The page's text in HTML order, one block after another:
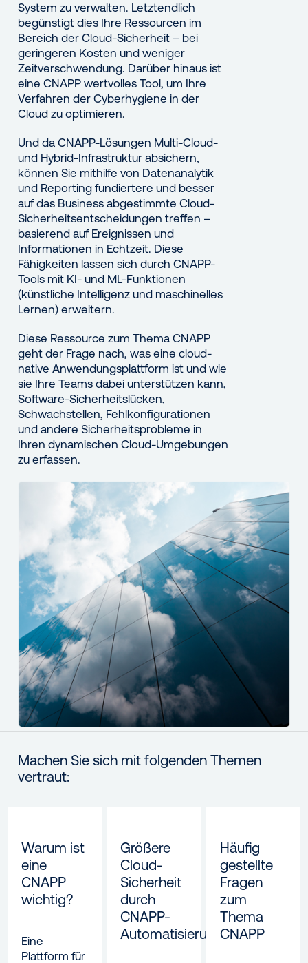
System zu verwalten. Letztendlich
begünstigt dies Ihre Ressourcen im
Bereich der Cloud-Sicherheit – bei
geringeren Kosten und weniger
Zeitverschwendung. Darüber hinaus ist
eine CNAPP wertvolles Tool, um Ihre
Verfahren der Cyberhygiene in der
Cloud zu optimieren.
Und da CNAPP-Lösungen Multi-Cloud-
und Hybrid-Infrastruktur absichern,
können Sie mithilfe von Datenanalytik
und Reporting fundiertere und besser
auf das Business abgestimmte Cloud-
Sicherheitsentscheidungen treffen –
basierend auf Ereignissen und
Informationen in Echtzeit. Diese
Fähigkeiten lassen sich durch CNAPP-
Tools mit KI- und ML-Funktionen
(künstliche Intelligenz und maschinelles
Lernen) erweitern.
Diese Ressource zum Thema CNAPP
geht der Frage nach, was eine cloud-
native Anwendungsplattform ist und wie
sie Ihre Teams dabei unterstützen kann,
Software-Sicherheitslücken,
Schwachstellen, Fehlkonfigurationen
und andere Sicherheitsprobleme in
Ihren dynamischen Cloud-Umgebungen
zu erfassen.
Machen Sie sich mit folgenden Themen
vertraut:
Warum ist
eine
CNAPP
wichtig?
Eine
Plattform für
Größere
Cloud-
Sicherheit
durch
CNAPP-
Automatisierung
Häufig
gestellte
Fragen
zum
Thema
CNAPP